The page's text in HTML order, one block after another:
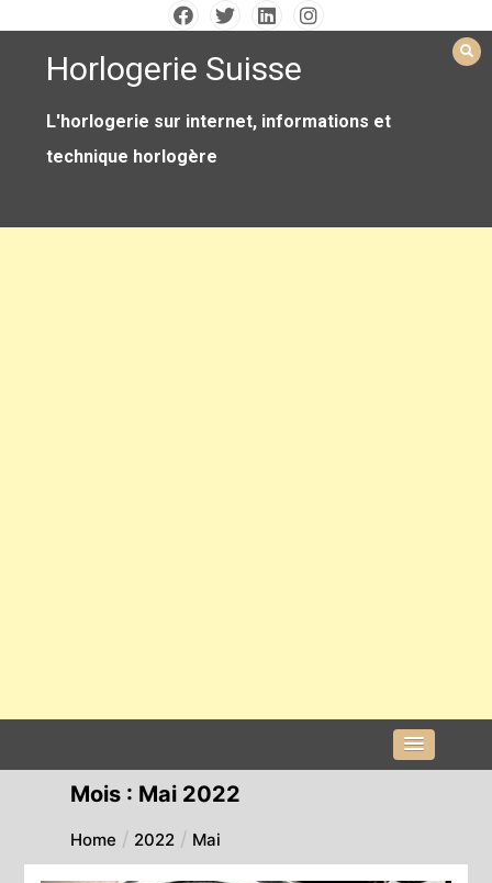
contentHorlogerie Suisse
L'horlogerie sur internet, informations et
technique horlogère
Mois : Mai 2022
Home 2022 Mai